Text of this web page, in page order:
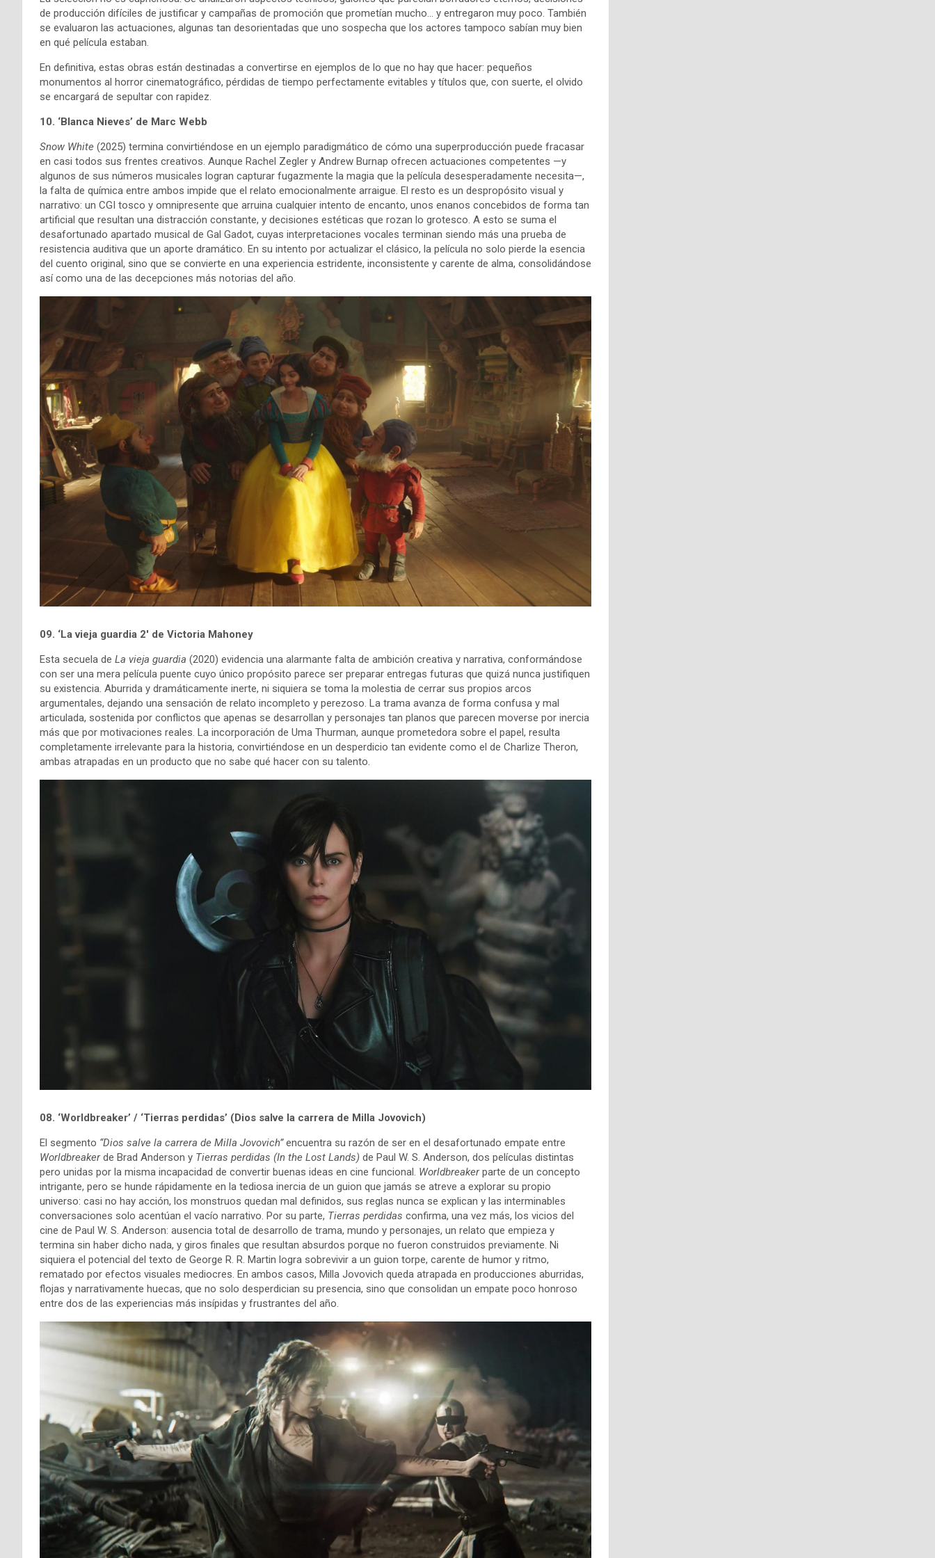
de producción difíciles de justificar y campañas de promoción que prometían mucho… y entregaron muy poco. También
se evaluaron las actuaciones, algunas tan desorientadas que uno sospecha que los actores tampoco sabían muy bien
en qué película estaban.
En definitiva, estas obras están destinadas a convertirse en ejemplos de lo que no hay que hacer: pequeños
monumentos al horror cinematográfico, pérdidas de tiempo perfectamente evitables y títulos que, con suerte, el olvido
se encargará de sepultar con rapidez.
10. ‘Blanca Nieves’ de Marc Webb
Snow White (2025) termina convirtiéndose en un ejemplo paradigmático de cómo una superproducción puede fracasar
en casi todos sus frentes creativos. Aunque Rachel Zegler y Andrew Burnap ofrecen actuaciones competentes —y
algunos de sus números musicales logran capturar fugazmente la magia que la película desesperadamente necesita—,
la falta de química entre ambos impide que el relato emocionalmente arraigue. El resto es un despropósito visual y
narrativo: un CGI tosco y omnipresente que arruina cualquier intento de encanto, unos enanos concebidos de forma tan
artificial que resultan una distracción constante, y decisiones estéticas que rozan lo grotesco. A esto se suma el
desafortunado apartado musical de Gal Gadot, cuyas interpretaciones vocales terminan siendo más una prueba de
resistencia auditiva que un aporte dramático. En su intento por actualizar el clásico, la película no solo pierde la esencia
del cuento original, sino que se convierte en una experiencia estridente, inconsistente y carente de alma, consolidándose
así como una de las decepciones más notorias del año.
09. ‘La vieja guardia 2′ de Victoria Mahoney
Esta secuela de La vieja guardia (2020) evidencia una alarmante falta de ambición creativa y narrativa, conformándose
con ser una mera película puente cuyo único propósito parece ser preparar entregas futuras que quizá nunca justifiquen
su existencia. Aburrida y dramáticamente inerte, ni siquiera se toma la molestia de cerrar sus propios arcos
argumentales, dejando una sensación de relato incompleto y perezoso. La trama avanza de forma confusa y mal
articulada, sostenida por conflictos que apenas se desarrollan y personajes tan planos que parecen moverse por inercia
más que por motivaciones reales. La incorporación de Uma Thurman, aunque prometedora sobre el papel, resulta
completamente irrelevante para la historia, convirtiéndose en un desperdicio tan evidente como el de Charlize Theron,
ambas atrapadas en un producto que no sabe qué hacer con su talento.
08. ‘Worldbreaker’ / ‘Tierras perdidas’ (Dios salve la carrera de Milla Jovovich)
El segmento “Dios salve la carrera de Milla Jovovich”encuentra su razón de ser en el desafortunado empate entre
Worldbreakerde Brad Anderson y Tierras perdidas (In the Lost Lands) de Paul W. S. Anderson, dos películas distintas
pero unidas por la misma incapacidad de convertir buenas ideas en cine funcional. Worldbreakerparte de un concepto
intrigante, pero se hunde rápidamente en la tediosa inercia de un guion que jamás se atreve a explorar su propio
universo: casi no hay acción, los monstruos quedan mal definidos, sus reglas nunca se explican y las interminables
conversaciones solo acentúan el vacío narrativo. Por su parte, Tierras perdidas confirma, una vez más, los vicios del
cine de Paul W. S. Anderson: ausencia total de desarrollo de trama, mundo y personajes, un relato que empieza y
termina sin haber dicho nada, y giros finales que resultan absurdos porque no fueron construidos previamente. Ni
siquiera el potencial del texto de George R. R. Martin logra sobrevivir a un guion torpe, carente de humor y ritmo,
rematado por efectos visuales mediocres. En ambos casos, Milla Jovovich queda atrapada en producciones aburridas,
flojas y narrativamente huecas, que no solo desperdician su presencia, sino que consolidan un empate poco honroso
entre dos de las experiencias más insípidas y frustrantes del año.